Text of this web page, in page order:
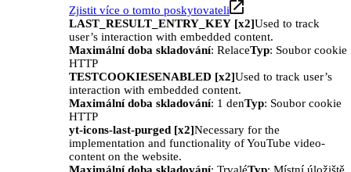
Zjistit více o tomto poskytovateli
LAST_RESULT_ENTRY_KEY [x2]Used to track
user’s interaction with embedded content.
Maximální doba skladování: RelaceTyp: Soubor cookie
HTTP
TESTCOOKIESENABLED [x2]Used to track user’s
interaction with embedded content.
Maximální doba skladování: 1 denTyp: Soubor cookie
HTTP
yt-icons-last-purged [x2]Necessary for the
implementation and functionality of YouTube video-
content on the website.
Maximální doba skladování: TrvaléTyp: Místní úložiště